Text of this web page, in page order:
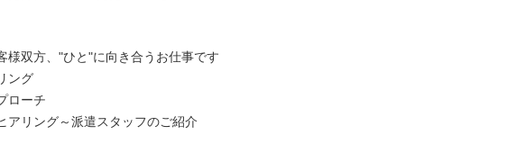
様双方、"ひと"に向き合うお仕事です
ング
ローチ
アリング～派遣スタッフのご紹介